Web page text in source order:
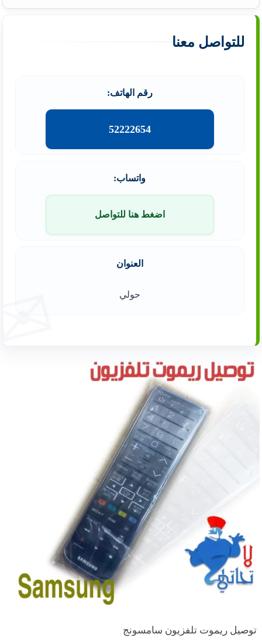
للتواصل معنا
رقم الهاتف:
52222654
واتساب:
اضغط هنا للتواصل
العنوان
حولي
توصيل ريموت تلفزيون سامسونج